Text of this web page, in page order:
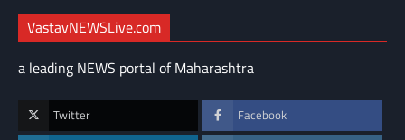
VastavNEWSLive.com
a leading NEWS portal of Maharashtra
Twitter Facebook